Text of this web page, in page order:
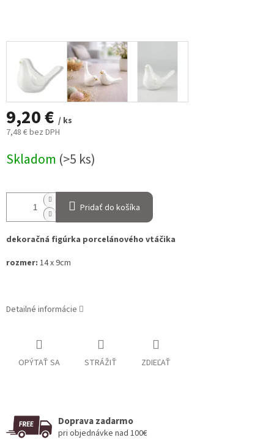
9,20 € / ks
7,48 € bez DPH
cena:
Skladom (>5 ks)
Pridať do košíka
dekoračná figúrka porcelánového vtáčika
rozmer: 14 x 9cm
Detailné informácie
OPÝTAŤ SA STRÁŽIŤ ZDIEĽAŤ
Doprava zadarmo
pri objednávke nad 100€